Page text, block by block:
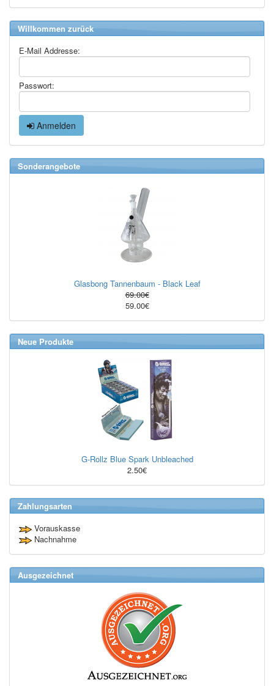
Willkommen zurück
E-Mail Addresse:
Passwort:
Anmelden
Sonderangebote
Glasbong Tannenbaum - Black Leaf
69.00€
59.00€
Neue Produkte
G-Rollz Blue Spark Unbleached
2.50€
Zahlungsarten
Vorauskasse
Nachnahme
Ausgezeichnet